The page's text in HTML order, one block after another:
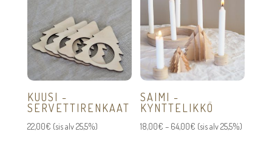
KUUSI -
SERVETTIRENKAAT
22,00€ (sis alv 25,5%)
SAIMI -
KYNTTELIKKÖ
18,00€ – 64,00€ Hintaluokka:
(sis alv 25,5%)